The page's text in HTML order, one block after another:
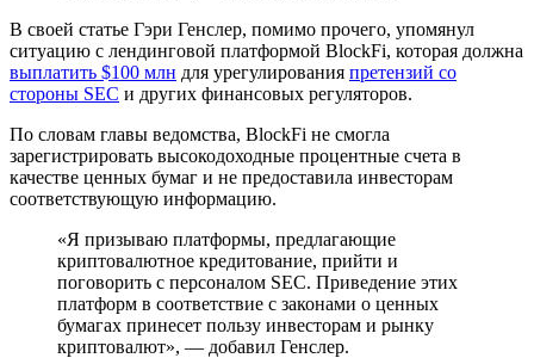
В своей статье Гэри Генслер, помимо прочего, упомянул
ситуацию с лендинговой платформой BlockFi, которая должна
выплатить $100 млн для урегулирования претензий со
стороны SEC и других финансовых регуляторов.
По словам главы ведомства, BlockFi не смогла
зарегистрировать высокодоходные процентные счета в
качестве ценных бумаг и не предоставила инвесторам
соответствующую информацию.
«Я призываю платформы, предлагающие
криптовалютное кредитование, прийти и
поговорить с персоналом SEC. Приведение этих
платформ в соответствие с законами о ценных
бумагах принесет пользу инвесторам и рынку
криптовалют», — добавил Генслер.